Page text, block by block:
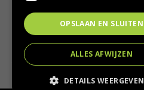
Groencentrum Hoogeveen
Nijstad 11
7909 HS Hoogeveen
0528-251380
info@groencentrumhoogeveen.nl
OPSLAAN EN SLUITEN
ALLES AFWIJZEN
DETAILS WEERGEVEN